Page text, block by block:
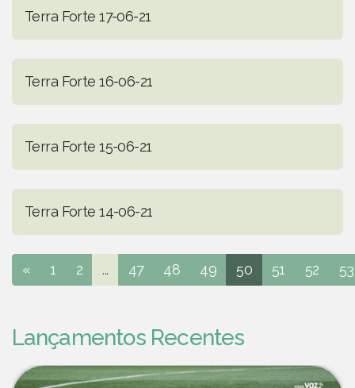
Terra Forte 17-06-21
Terra Forte 16-06-21
Terra Forte 15-06-21
Terra Forte 14-06-21
« 1 2 ... 47 48 49 50 51 52 53
Lançamentos Recentes